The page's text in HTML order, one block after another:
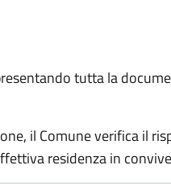
tutta la
il Comune verifica il
residenza in